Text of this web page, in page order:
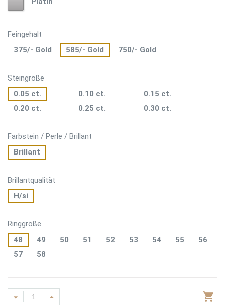
Feingehalt
375/- Gold
585/- Gold 750/- Gold
Steingröße
0.05 ct.
0.10 ct.
0.15 ct.
0.20 ct.
0.25 ct. 0.30 ct.
Farbstein / Perle / Brillant
Brillant
Brillantqualität
H/si
Ringgröße
48
49 50 51 52 53 54 55
56
57
58